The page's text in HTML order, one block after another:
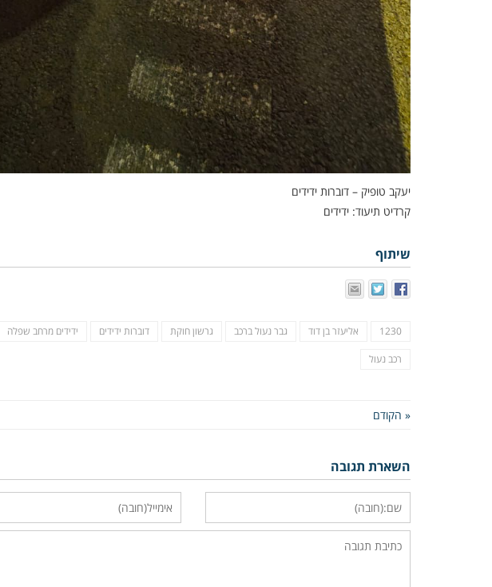
יעקב טופיק – דוברות ידידים
קרדיט תיעוד: ידידים
שיתוף
1230 אליעזר בן דוד גבר נעול ברכב גרשון חוקת דוברות ידידים ידידים מרחב שפלה
רכב נעול
« הקודם
השארת תגובה